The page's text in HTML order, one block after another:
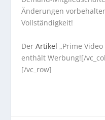
Änderungen
Vollständigkeit!
DerArtikel „Prime
enthält Werbung![/
[/vc_row]